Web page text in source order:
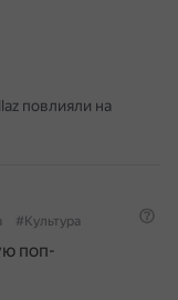
повлияли на
#Культура
поп-